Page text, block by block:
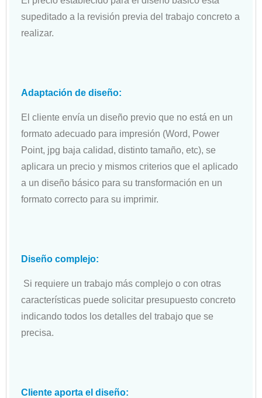
supeditado a la revisión previa del trabajo concreto a
realizar.
Adaptación de diseño:
El cliente envía un diseño previo que no está en un
formato adecuado para impresión (Word, Power
Point, jpg baja calidad, distinto tamaño, etc), se
aplicara un precio y mismos criterios que el aplicado
a un diseño básico para su transformación en un
formato correcto para su imprimir.
Diseño complejo:
Si requiere un trabajo más complejo o con otras
características puede solicitar presupuesto concreto
indicando todos los detalles del trabajo que se
precisa.
Cliente aporta el diseño: